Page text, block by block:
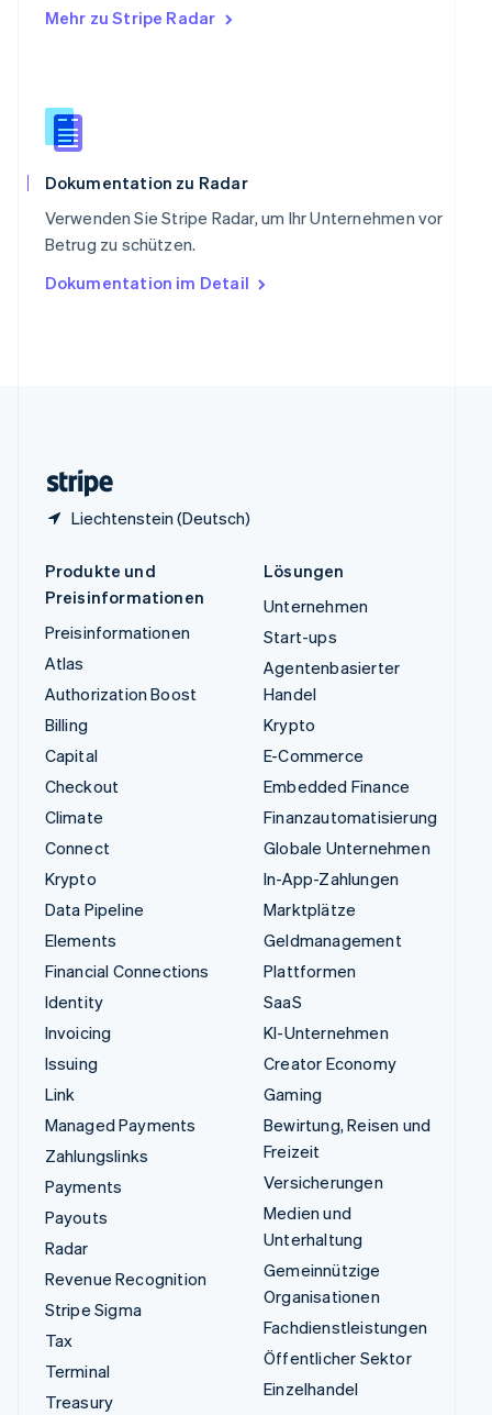
Mehr zu Stripe Radar
Dokumentation zu Radar
Verwenden Sie Stripe Radar, um Ihr Unternehmen vor
Betrug zu schützen.
Dokumentation im Detail
Liechtenstein (Deutsch)
Slowenien
English
Spanien
Español
Thailand
Tschechische Republik
English
English
Produkte und
Preisinformationen
Preisinformationen
Atlas
Authorization Boost
Billing
Capital
Checkout
Climate
Connect
Krypto
Data Pipeline
Elements
Financial Connections
Identity
Invoicing
Issuing
Link
Managed Payments
Zahlungslinks
Payments
Payouts
Radar
Revenue Recognition
Stripe Sigma
Tax
Terminal
Treasury
Lösungen
Unternehmen
Start-ups
Agentenbasierter
Handel
Krypto
E-Commerce
Embedded Finance
Finanzautomatisierung
Globale Unternehmen
In-App-Zahlungen
Marktplätze
Geldmanagement
Plattformen
SaaS
KI-Unternehmen
Creator Economy
Gaming
Bewirtung, Reisen und
Freizeit
Versicherungen
Medien und
Unterhaltung
Gemeinnützige
Organisationen
Fachdienstleistungen
Öffentlicher Sektor
Einzelhandel